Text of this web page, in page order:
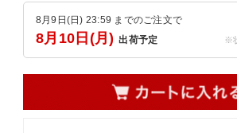
8月9日(日) 23:59 までのご注文で
8月10日(月)出荷予定